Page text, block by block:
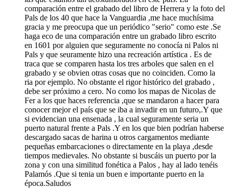
comparación entre el grabado del libro de Herrera y la foto del
Pals de los 40 que hace la Vanguardia ,me hace muchísima
gracia y me preocupa que un periódico "serio" como este .Se
haga eco de una comparación entre un grabado libro escrito
en 1601 por alguien que seguramente no conocía ni Palos ni
Pals y que seuramente hizo una recreación artística . Es de
traca que se comparen hasta los tres arboles que salen en el
grabado y se obvien otras cosas que no coinciden. Como la
ria por ejemplo. No obstante el rigor histórico del grabado ,
debe ser próximo a cero. No como los mapas de Nicolas de
Fer a los que haces referencia ,que se mandaron a hacer para
conocer mejor el país que se iba a invadir en un futuro,.Y que
si evidencian una ensenada , la cual seguramente seria un
puerto natural frente a Pals .Y en los que bien podrían haberse
descargado sacas de harina u otros cargamentos mediante
pequeñas embarcaciones o directamente en la playa ,desde
tiempos medievales. No obstante si buscáis un puerto por la
zona y con una similitud fonética a Palos , hay al lado tenéis
Palamós .Que si tenia un buen e importante puerto en la
época.Saludos